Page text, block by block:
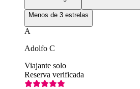
Menos de 3 estrelas
A
Adolfo C
Viajante solo
Reserva verificada